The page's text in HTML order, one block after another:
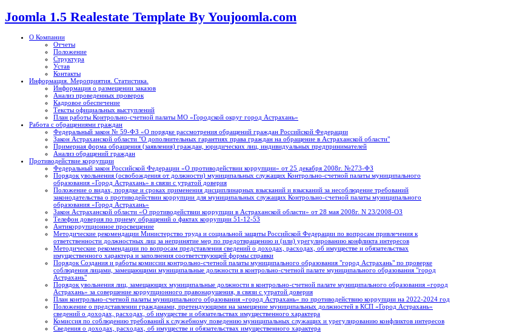
Joomla 1.5 Realestate Template By Youjoomla.com
О Компании
Отчеты
Положение
Структура
Устав
Контакты
Информация. Мероприятия. Статистика.
Информация о размещении заказов
Анализ проведенных проверок
Кадровое обеспечение
Тексты официальных выступлений
План работы Контрольно-счетной палаты МО «Городской округ город Астрахань»
Работа с обращениями граждан
Федеральный закон № 59-ФЗ «О порядке рассмотрения обращений граждан Российской Федерации
Закон Астраханской области "О дополнительных гарантиях права граждан на обращение в Астраханской области"
Примерная форма обращения (заявления) граждан, юридических лиц, индивидуальных предпринимателей
Анализ обращений граждан
Противодействие коррупции
Федеральный закон Российской Федерации «О противодействии коррупции» от 25 декабря 2008г. №273-ФЗ
Порядок увольнения (освобождения от должности) муниципальных служащих Контрольно-счетной палаты муниципального
образования «Город Астрахань» в связи с утратой доверия
Положение о видах, порядке и сроках применения дисциплинарных взысканий и взысканий за несоблюдение требований
законодательства о противодействии коррупции для муниципальных служащих Контрольно-счетной палаты муниципального
образования «Город Астрахань»
Закон Астраханской области «О противодействии коррупции в Астраханской области» от 28 мая 2008г. N 23/2008-ОЗ
Телефон доверия по приему обращений о фактах коррупции 51-12-53
Антикоррупционное просвещение
Методические рекомендации Министерство труда и социальной защиты Российской Федерации по вопросам привлечения к
ответственности должностных лиц за непринятие мер по предотвращению и (или) урегулированию конфликта интересов
Методические рекомендации по вопросам представления сведений о доходах, расходах, об имуществе и обязательствах
имущественного характера и заполнения соответствующей формы справки
Порядок Создания и работы комиссии контрольно-счетной палаты муниципального образования "город Астрахань" по проверке
соблюдения лицами, замещающими муниципальные должности в контрольно-счетной палате муниципального образования "город
Астрахань"
Порядок увольнения лиц, замещающих муниципальные должности в контрольно-счетной палате муниципального образования «город
Астрахань» за совершение коррупционного правонарушения, в связи с утратой доверия
План контрольно-счетной палаты муниципального образования «город Астрахань» по противодействию коррупции на 2022-2024 год
Положение о представлении гражданами, претендующими на замещение муниципальных должностей в КСП «Город Астрахань»
сведений о доходах, расходах, об имуществе и обязательствах имущественного характера
Комиссия по соблюдению требований к служебному поведению муниципальных служащих и урегулированию конфликтов интересов
Сведения о доходах, расходах, об имуществе и обязательствах имущественного характера